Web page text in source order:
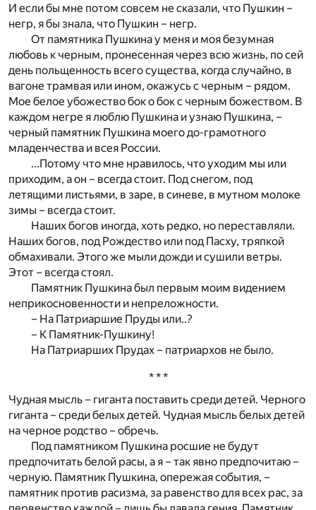
И если бы мне потом совсем не сказали, что Пушкин –
негр, я бы знала, что Пушкин – негр.
От памятника Пушкина у меня и моя безумная
любовь к черным, пронесенная через всю жизнь, по сей
день польщенность всего существа, когда случайно, в
вагоне трамвая или ином, окажусь с черным – рядом.
Мое белое убожество бок о бок с черным божеством. В
каждом негре я люблю Пушкина и узнаю Пушкина, –
черный памятник Пушкина моего до-грамотного
младенчества и всея России.
...Потому что мне нравилось, что уходим мы или
приходим, а он – всегда стоит. Под снегом, под
летящими листьями, в заре, в синеве, в мутном молоке
зимы – всегда стоит.
Наших богов иногда, хоть редко, но переставляли.
Наших богов, под Рождество или под Пасху, тряпкой
обмахивали. Этого же мыли дожди и сушили ветры.
Этот – всегда стоял.
Памятник Пушкина был первым моим видением
неприкосновенности и непреложности.
– На Патриаршие Пруды или..?
– К Памятник-Пушкину!
На Патриарших Прудах – патриархов не было.
* * *
Чудная мысль – гиганта поставить среди детей. Черного
гиганта – среди белых детей. Чудная мысль белых детей
на черное родство – обречь.
Под памятником Пушкина росшие не будут
предпочитать белой расы, а я – так явно предпочитаю –
черную. Памятник Пушкина, опережая события, –
памятник против расизма, за равенство для всех рас, за